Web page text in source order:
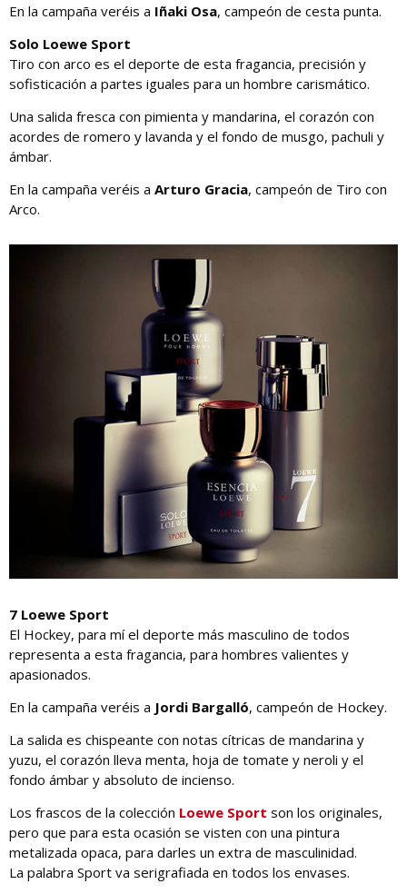
En la campaña veréis a Iñaki Osa, campeón de cesta punta.
Solo Loewe Sport
Tiro con arco es el deporte de esta fragancia, precisión y
sofisticación a partes iguales para un hombre carismático.
Una salida fresca con pimienta y mandarina, el corazón con
acordes de romero y lavanda y el fondo de musgo, pachuli y
ámbar.
En la campaña veréis a Arturo Gracia, campeón de Tiro con
Arco.
7 Loewe Sport
El Hockey, para mí el deporte más masculino de todos
representa a esta fragancia, para hombres valientes y
apasionados.
En la campaña veréis a Jordi Bargalló, campeón de Hockey.
La salida es chispeante con notas cítricas de mandarina y
yuzu, el corazón lleva menta, hoja de tomate y neroli y el
fondo ámbar y absoluto de incienso.
Los frascos de la colección Loewe Sport son los originales,
pero que para esta ocasión se visten con una pintura
metalizada opaca, para darles un extra de masculinidad.
La palabra Sport va serigrafiada en todos los envases.